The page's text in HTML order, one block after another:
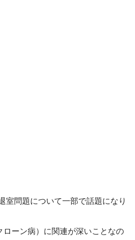
室問題について一部で話題になり
ローン病）に関連が深いことなの